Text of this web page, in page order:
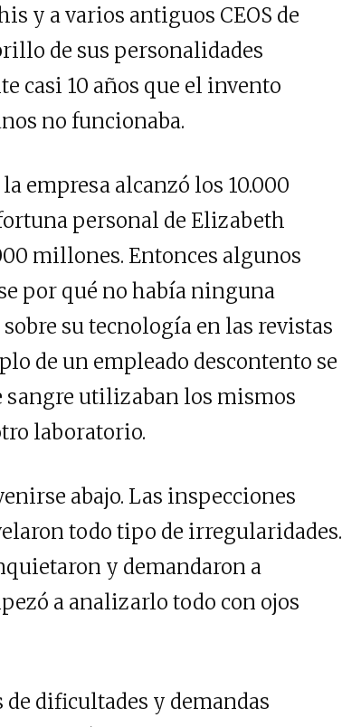
y a varios antiguos CEOS de
de sus personalidades
casi 10 años que el invento
no funcionaba.
empresa alcanzó los 10.000
personal de Elizabeth
millones. Entonces algunos
por qué no había ninguna
su tecnología en las revistas
de un empleado descontento se
sangre utilizaban los mismos
laboratorio.
abajo. Las inspecciones
todo tipo de irregularidades.
y demandaron a
a analizarlo todo con ojos
de dificultades y demandas